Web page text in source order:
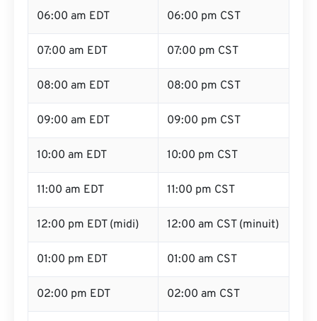
06:00 am EDT 06:00 pm CST
07:00 am EDT 07:00 pm CST
08:00 am EDT 08:00 pm CST
09:00 am EDT 09:00 pm CST
10:00 am EDT 10:00 pm CST
11:00 am EDT 11:00 pm CST
12:00 pm EDT (midi) 12:00 am CST (minuit)
01:00 pm EDT 01:00 am CST
02:00 pm EDT 02:00 am CST